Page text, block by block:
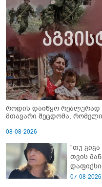
როდის დაიწყო რეალურად
მთავარი შეცდომა,
08-08-2026
“თუ
თვის
07-08-2026